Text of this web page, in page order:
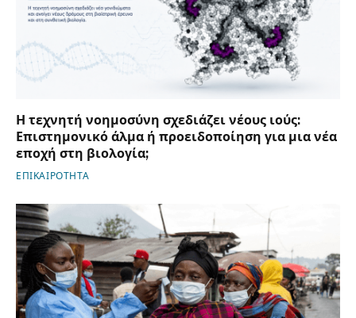
Η τεχνητή νοημοσύνη σχεδιάζει νέους ιούς:
Επιστημονικό άλμα ή προειδοποίηση για μια νέα
εποχή στη βιολογία;
ΕΠΙΚΑΙΡΟΤΗΤΑ